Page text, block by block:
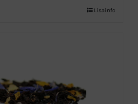
Lisainfo